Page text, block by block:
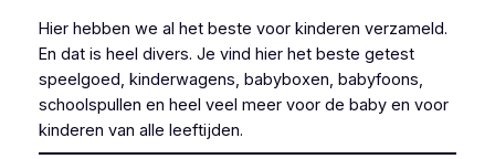
Hier hebben we al het beste voor kinderen verzameld.
En dat is heel divers. Je vind hier het beste getest
speelgoed, kinderwagens, babyboxen, babyfoons,
schoolspullen en heel veel meer voor de baby en voor
kinderen van alle leeftijden.